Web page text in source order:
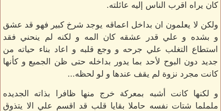
كان يراه اقرب الناس إليه عائلته.
ولكن لا يعلمون ان بداخل اعماقه يوجد شرخ كبير فهو قد عشق
و بشده و علي قدر عشقه كان المه و لكنه لم ينحني فقد
استطاع التغلب علي جرحه و وجع قلبه و اعاد بناء حياته من
جديد دون البوح لأحد بما يدور بداخله حتى ظن الجميع و كأنها
كانت مجرد نزوة لم يقف عندها و لو لحظه...
و لكنها كانت أشبه بمعركة خرج منها ظافرا بذاته الجديده
ململما شتات نفسه حاملا بقايا قلب قد اقسم علي الا يتذوق